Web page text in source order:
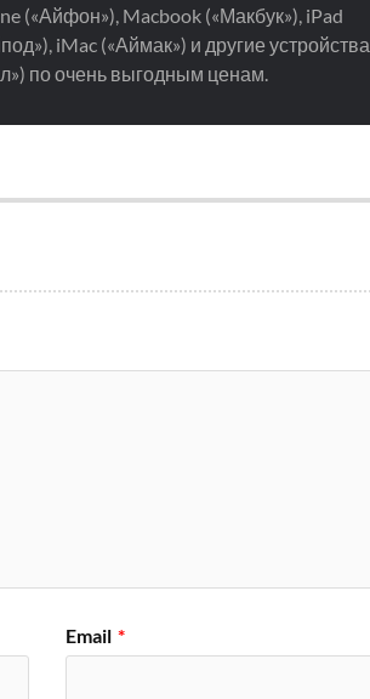
(«Айфон»), Macbook («Макбук»), iPad
iMac («Аймак») и другие устройства
по очень выгодным ценам.
Email *